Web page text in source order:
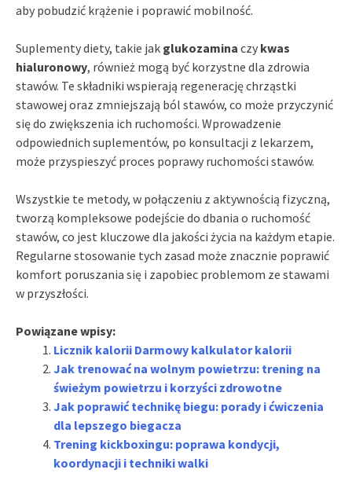
aby pobudzić krążenie i poprawić mobilność.
Suplementy diety, takie jak glukozamina czy kwas
hialuronowy, również mogą być korzystne dla zdrowia
stawów. Te składniki wspierają regenerację chrząstki
stawowej oraz zmniejszają ból stawów, co może przyczynić
się do zwiększenia ich ruchomości. Wprowadzenie
odpowiednich suplementów, po konsultacji z lekarzem,
może przyspieszyć proces poprawy ruchomości stawów.
Wszystkie te metody, w połączeniu z aktywnością fizyczną,
tworzą kompleksowe podejście do dbania o ruchomość
stawów, co jest kluczowe dla jakości życia na każdym etapie.
Regularne stosowanie tych zasad może znacznie poprawić
komfort poruszania się i zapobiec problemom ze stawami
w przyszłości.
Powiązane wpisy:
Licznik kalorii Darmowy kalkulator kalorii
Jak trenować na wolnym powietrzu: trening na
świeżym powietrzu i korzyści zdrowotne
Jak poprawić technikę biegu: porady i ćwiczenia
dla lepszego biegacza
Trening kickboxingu: poprawa kondycji,
koordynacji i techniki walki